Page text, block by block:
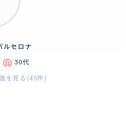
ルセロナ
30代
を見る(45件)